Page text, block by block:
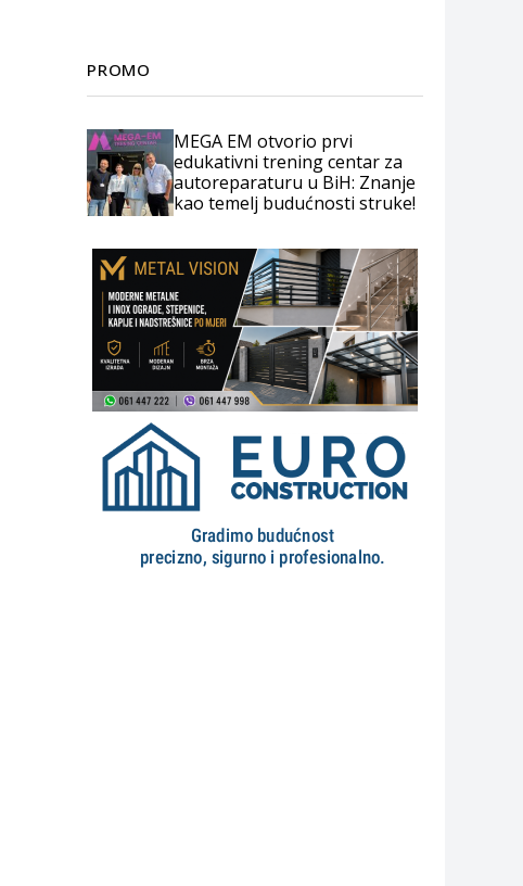
PROMO
MEGA EM otvorio prvi
edukativni trening centar za
autoreparaturu u BiH: Znanje
kao temelj budućnosti struke!